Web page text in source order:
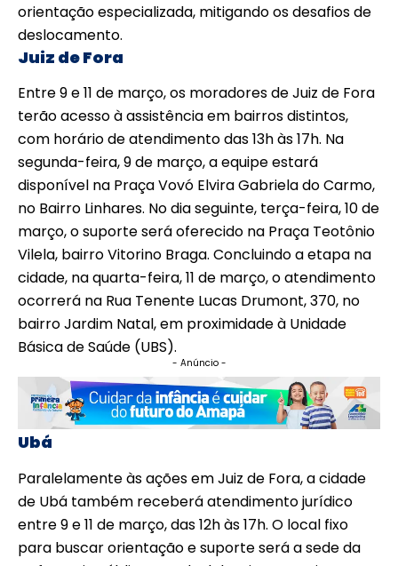
orientação especializada, mitigando os desafios de
deslocamento.
Juiz de Fora
Entre 9 e 11 de março, os moradores de Juiz de Fora
terão acesso à assistência em bairros distintos,
com horário de atendimento das 13h às 17h. Na
segunda-feira, 9 de março, a equipe estará
disponível na Praça Vovó Elvira Gabriela do Carmo,
no Bairro Linhares. No dia seguinte, terça-feira, 10 de
março, o suporte será oferecido na Praça Teotônio
Vilela, bairro Vitorino Braga. Concluindo a etapa na
cidade, na quarta-feira, 11 de março, o atendimento
ocorrerá na Rua Tenente Lucas Drumont, 370, no
bairro Jardim Natal, em proximidade à Unidade
Básica de Saúde (UBS).
- Anúncio -
Ubá
Paralelamente às ações em Juiz de Fora, a cidade
de Ubá também receberá atendimento jurídico
entre 9 e 11 de março, das 12h às 17h. O local fixo
para buscar orientação e suporte será a sede da